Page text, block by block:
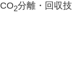
2分離・回収技